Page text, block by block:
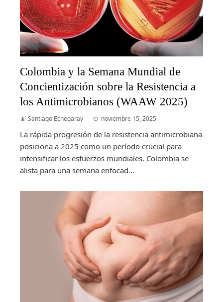
Colombia y la Semana Mundial de
Concientización sobre la Resistencia a
los Antimicrobianos (WAAW 2025)
Santiago Echegaray noviembre 15, 2025
La rápida progresión de la resistencia antimicrobiana
posiciona a 2025 como un período crucial para
intensificar los esfuerzos mundiales. Colombia se
alista para una semana enfocad...